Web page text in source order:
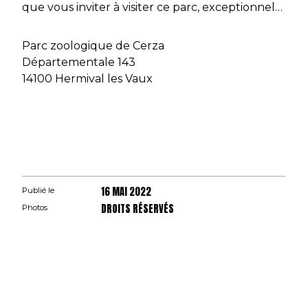
que vous inviter à visiter ce parc, exceptionnel…
Parc zoologique de Cerza
Départementale 143
14100 Hermival les Vaux
Publié le 16 MAI 2022
Photos DROITS RÉSERVÉS